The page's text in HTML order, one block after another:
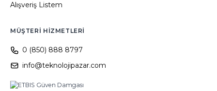
Alışveriş Listem
MÜŞTERI HIZMETLERI
0 (850) 888 8797
info@teknolojipazar.com